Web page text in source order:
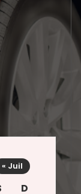
D
« Juil